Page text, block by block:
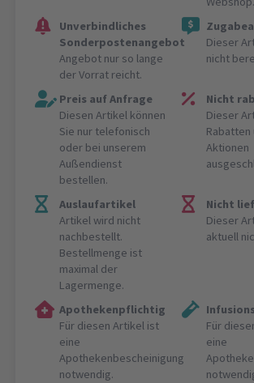
Unverbindliches
Sonderpostenangebot
Angebot nur so lange
der Vorrat reicht.
Dieser
nicht
Preis auf Anfrage
Diesen Artikel können
Sie nur telefonisch
oder bei unserem
Außendienst
bestellen.
Nicht
Dieser
Rabatten
Aktionen
Auslaufartikel
Artikel wird nicht
nachbestellt.
Bestellmenge ist
maximal der
Lagermenge.
Nicht
Dieser
aktuell
Apothekenpflichtig
Für diesen Artikel ist
eine
Apothekenbescheinigung
notwendig.
Für
eine